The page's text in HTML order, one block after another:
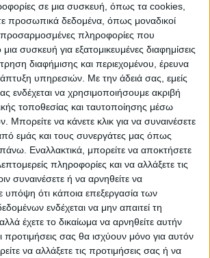
σε μια συσκευή, όπως τα cookies,
προσωπικά δεδομένα, όπως μοναδικοί
προσαρμοσμένες πληροφορίες που
συσκευή για εξατομικευμένες διαφημίσεις
διαφήμισης και περιεχομένου, έρευνα
υπηρεσιών. Με την άδειά σας, εμείς
ενδέχεται να χρησιμοποιήσουμε ακριβή
τοποθεσίας και ταυτοποίησης μέσω
να κάνετε κλικ για να συναινέσετε
εμάς και τους συνεργάτες μας όπως
Εναλλακτικά, μπορείτε να αποκτήσετε
πληροφορίες και να αλλάξετε τις
συναινέσετε ή να αρνηθείτε να
υπόψη ότι κάποια επεξεργασία των
ενδέχεται να μην απαιτεί τη
έχετε το δικαίωμα να αρνηθείτε αυτήν
προτιμήσεις σας θα ισχύουν μόνο για αυτόν
να αλλάξετε τις προτιμήσεις σας ή να
Οι συνταξιούχοι ζητούν να
13η σύνταξη. Συμφωνείτε;